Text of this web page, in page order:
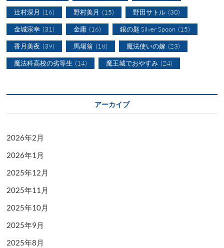
辻村深月 (16) 野村美月 (15) 野田サトル (30)
金城宗幸 (31) 金庸 (16) 銀の匙 Silver Spoon (15)
香月美夜 (39) 馬場翁 (18) 魔法使いの嫁 (23)
魔法科高校の劣等生 (14) 魔王城でおやすみ (24)
アーカイブ
2026年2月
2026年1月
2025年12月
2025年11月
2025年10月
2025年9月
2025年8月